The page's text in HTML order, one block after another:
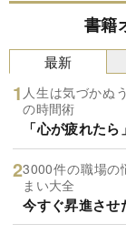
書籍
最新
人生は気づかぬ
の時間術
「心が疲れた
3000件の職場の
まい大全
今すぐ昇進させ